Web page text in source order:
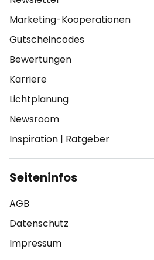
Marketing-Kooperationen
Gutscheincodes
Bewertungen
Karriere
Lichtplanung
Newsroom
Inspiration | Ratgeber
Seiteninfos
AGB
Datenschutz
Impressum